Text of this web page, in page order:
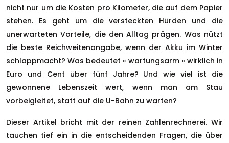
nicht nur um die Kosten pro Kilometer, die auf dem Papier
stehen. Es geht um die versteckten Hürden und die
unerwarteten Vorteile, die den Alltag prägen. Was nützt
die beste Reichweitenangabe, wenn der Akku im Winter
schlappmacht? Was bedeutet « wartungsarm » wirklich in
Euro und Cent über fünf Jahre? Und wie viel ist die
gewonnene Lebenszeit wert, wenn man am Stau
vorbeigleitet, statt auf die U-Bahn zu warten?
Dieser Artikel bricht mit der reinen Zahlenrechnerei. Wir
tauchen tief ein in die entscheidenden Fragen, die über